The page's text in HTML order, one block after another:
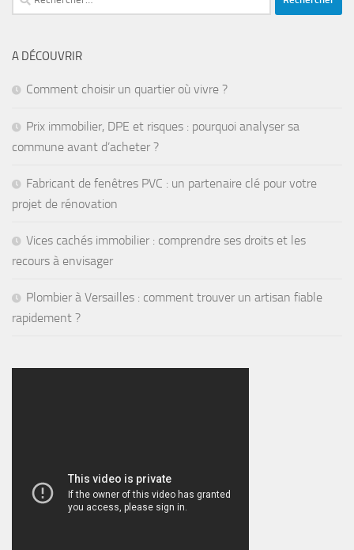
A DÉCOUVRIR
Comment choisir un quartier où vivre ?
Prix immobilier, DPE et risques : pourquoi analyser sa
commune avant d’acheter ?
Fabricant de fenêtres PVC : un partenaire clé pour votre
projet de rénovation
Vices cachés immobilier : comprendre ses droits et les
recours à envisager
Plombier à Versailles : comment trouver un artisan fiable
rapidement ?